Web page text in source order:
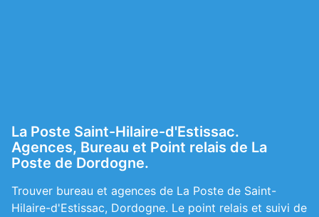
La Poste Saint-Hilaire-d'Estissac.
Agences, Bureau et Point relais de La
Poste de Dordogne.
Trouver bureau et agences de La Poste de Saint-
Hilaire-d'Estissac, Dordogne. Le point relais et suivi de